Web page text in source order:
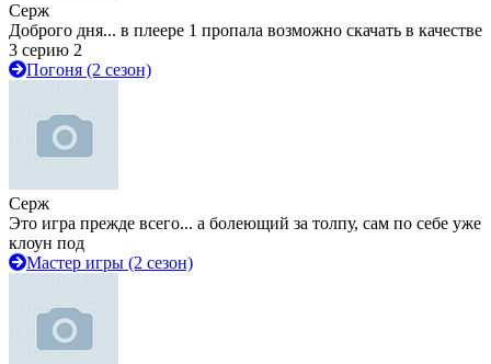
Серж
Доброго дня... в плеере 1 пропала возможно скачать в качестве
3 серию 2
Погоня (2 сезон)
Серж
Это игра прежде всего... а болеющий за толпу, сам по себе уже
клоун под
Мастер игры (2 сезон)